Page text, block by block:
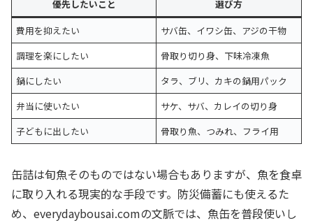
優先したいこと
選び方
費用を抑えたい
サバ缶、イワシ缶、アジの干物
調理を楽にしたい
骨取り切り身、下味冷凍魚
鍋にしたい
タラ、ブリ、カキの鍋用パック
弁当に使いたい
サケ、サバ、カレイの切り身
子どもに出したい
骨取り魚、つみれ、フライ用
缶詰は旬魚そのものではない場合もありますが、魚を食卓
に取り入れる現実的な手段です。防災備蓄にも使えるた
め、everydaybousai.comの文脈では、魚缶を普段使いし